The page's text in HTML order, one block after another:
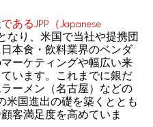
であるJPP（Japanese
なり、米国で当社や提携団
本食・飲料業界のベンダ
ーケティングや幅広い来
います。これまでに銀だ
ーメン（名古屋）などの
米国進出の礎を築くととも
客満足度を高めていま